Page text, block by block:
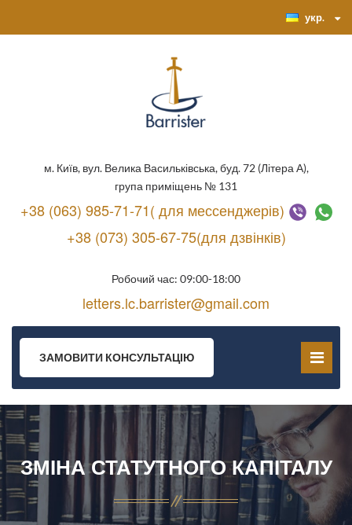
укр.
м. Київ, вул. Велика Васильківська, буд. 72 (Літера А),
група приміщень № 131
+38 (063) 985-71-71( для мессенджерів)
+38 (073) 305-67-75(для дзвінків)
Робочий час: 09:00-18:00
letters.lc.barrister@gmail.com
ЗАМОВИТИ КОНСУЛЬТАЦІЮ
ЗМІНА СТАТУТНОГО КАПІТАЛУ